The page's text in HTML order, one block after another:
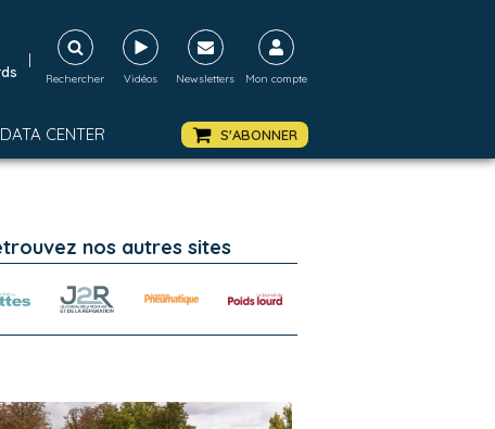
|
Rechercher Vidéos Newsletters Mon compte
DATA CENTER S'ABONNER
nos autres sites